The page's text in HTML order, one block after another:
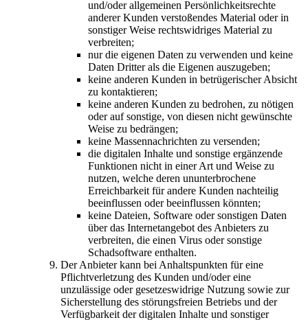
und/oder allgemeinen Persönlichkeitsrechte
anderer Kunden verstoßendes Material oder in
sonstiger Weise rechtswidriges Material zu
verbreiten;
nur die eigenen Daten zu verwenden und keine
Daten Dritter als die Eigenen auszugeben;
keine anderen Kunden in betrügerischer Absicht
zu kontaktieren;
keine anderen Kunden zu bedrohen, zu nötigen
oder auf sonstige, von diesen nicht gewünschte
Weise zu bedrängen;
keine Massennachrichten zu versenden;
die digitalen Inhalte und sonstige ergänzende
Funktionen nicht in einer Art und Weise zu
nutzen, welche deren ununterbrochene
Erreichbarkeit für andere Kunden nachteilig
beeinflussen oder beeinflussen könnten;
keine Dateien, Software oder sonstigen Daten
über das Internetangebot des Anbieters zu
verbreiten, die einen Virus oder sonstige
Schadsoftware enthalten.
Der Anbieter kann bei Anhaltspunkten für eine
Pflichtverletzung des Kunden und/oder eine
unzulässige oder gesetzeswidrige Nutzung sowie zur
Sicherstellung des störungsfreien Betriebs und der
Verfügbarkeit der digitalen Inhalte und sonstiger